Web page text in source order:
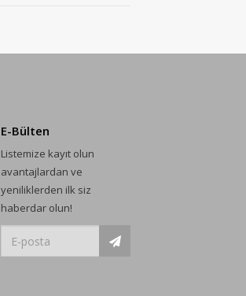
E-Bülten
Listemize kayıt olun
avantajlardan ve
yeniliklerden ilk siz
haberdar olun!